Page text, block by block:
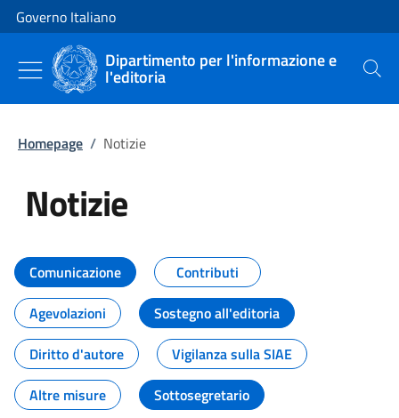
Vai al contenuto
Vai alla navigazione del sito
Governo Italiano
Dipartimento per l'informazione e
l'editoria Cerca
Homepage / Notizie
Notizie
Tutti i contenuti della pagina
Comunicazione
Contributi
Agevolazioni
Sostegno all'editoria
Diritto d'autore
Vigilanza sulla SIAE
Altre misure
Sottosegretario